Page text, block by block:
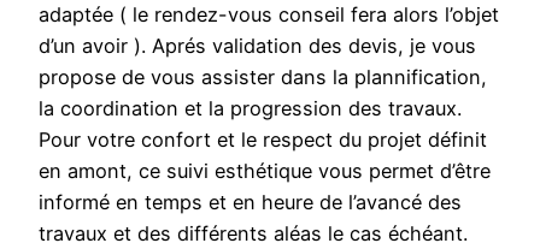
adaptée ( le rendez-vous conseil fera alors l’objet
d’un avoir ). Aprés validation des devis, je vous
propose de vous assister dans la plannification,
la coordination et la progression des travaux.
Pour votre confort et le respect du projet définit
en amont, ce suivi esthétique vous permet d’être
informé en temps et en heure de l’avancé des
travaux et des différents aléas le cas échéant.